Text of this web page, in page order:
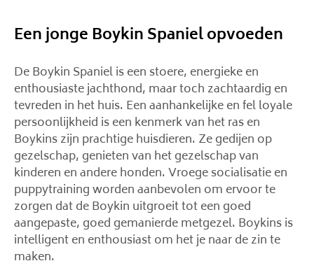
Een jonge Boykin Spaniel opvoeden
De Boykin Spaniel is een stoere, energieke en
enthousiaste jachthond, maar toch zachtaardig en
tevreden in het huis. Een aanhankelijke en fel loyale
persoonlijkheid is een kenmerk van het ras en
Boykins zijn prachtige huisdieren. Ze gedijen op
gezelschap, genieten van het gezelschap van
kinderen en andere honden. Vroege socialisatie en
puppytraining worden aanbevolen om ervoor te
zorgen dat de Boykin uitgroeit tot een goed
aangepaste, goed gemanierde metgezel. Boykins is
intelligent en enthousiast om het je naar de zin te
maken.